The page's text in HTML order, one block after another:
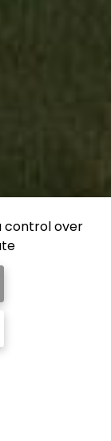
control over